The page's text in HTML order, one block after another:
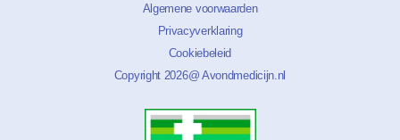
Algemene voorwaarden
Privacyverklaring
Cookiebeleid
Copyright 2026@ Avondmedicijn.nl